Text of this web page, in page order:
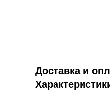
Доставка и